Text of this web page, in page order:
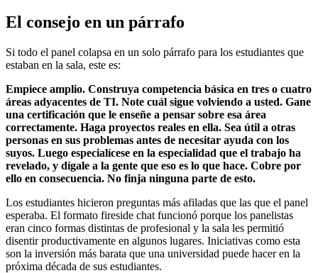
El consejo en un párrafo
Si todo el panel colapsa en un solo párrafo para los estudiantes que
estaban en la sala, este es:
Empiece amplio. Construya competencia básica en tres o cuatro
áreas adyacentes de TI. Note cuál sigue volviendo a usted. Gane
una certificación que le enseñe a pensar sobre esa área
correctamente. Haga proyectos reales en ella. Sea útil a otras
personas en sus problemas antes de necesitar ayuda con los
suyos. Luego especialícese en la especialidad que el trabajo ha
revelado, y dígale a la gente que eso es lo que hace. Cobre por
ello en consecuencia. No finja ninguna parte de esto.
Los estudiantes hicieron preguntas más afiladas que las que el panel
esperaba. El formato fireside chat funcionó porque los panelistas
eran cinco formas distintas de profesional y la sala les permitió
disentir productivamente en algunos lugares. Iniciativas como esta
son la inversión más barata que una universidad puede hacer en la
próxima década de sus estudiantes.